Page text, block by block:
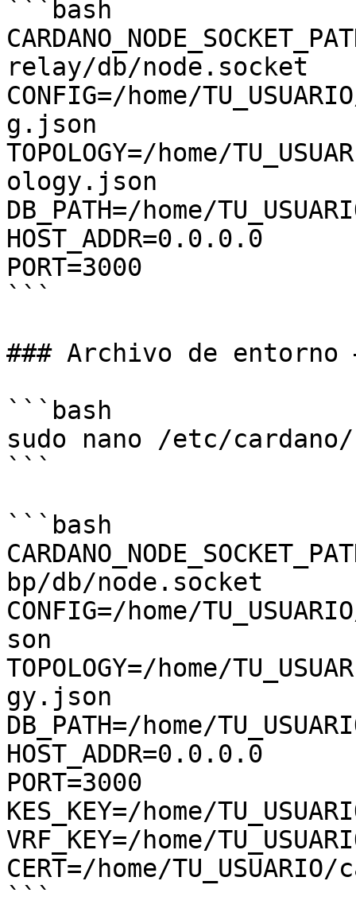
```bash
relay/db/node.socket
CONFIG=/home/
g.json
TOPOLOGY=/home/
ology.json
DB_PATH=/home/
HOST_ADDR=0.0.0.0
PORT=3000
```
### Archivo de entorno
```bash
sudo nano /etc/
```
```bash
bp/db/node.socket
CONFIG=/home/
son
TOPOLOGY=/home/
gy.json
DB_PATH=/home/
HOST_ADDR=0.0.0.0
PORT=3000
KES_KEY=/home/
VRF_KEY=/home/
CERT=/home/
```